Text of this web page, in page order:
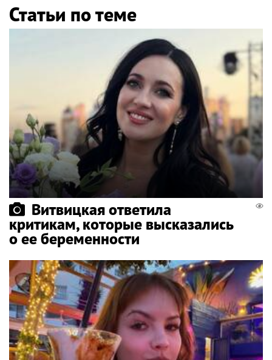
Статьи по теме
Витвицкая ответила
критикам, которые высказались
о ее беременности